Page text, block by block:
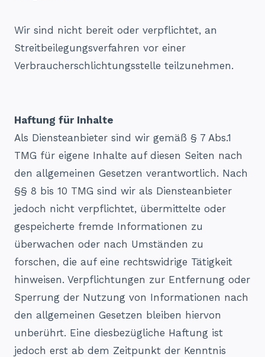
Wir sind nicht bereit oder verpflichtet, an
Streitbeilegungsverfahren vor einer
Verbraucherschlichtungsstelle teilzunehmen.
Haftung für Inhalte
Als Diensteanbieter sind wir gemäß § 7 Abs.1
TMG für eigene Inhalte auf diesen Seiten nach
den allgemeinen Gesetzen verantwortlich. Nach
§§ 8 bis 10 TMG sind wir als Diensteanbieter
jedoch nicht verpflichtet, übermittelte oder
gespeicherte fremde Informationen zu
überwachen oder nach Umständen zu
forschen, die auf eine rechtswidrige Tätigkeit
hinweisen. Verpflichtungen zur Entfernung oder
Sperrung der Nutzung von Informationen nach
den allgemeinen Gesetzen bleiben hiervon
unberührt. Eine diesbezügliche Haftung ist
jedoch erst ab dem Zeitpunkt der Kenntnis